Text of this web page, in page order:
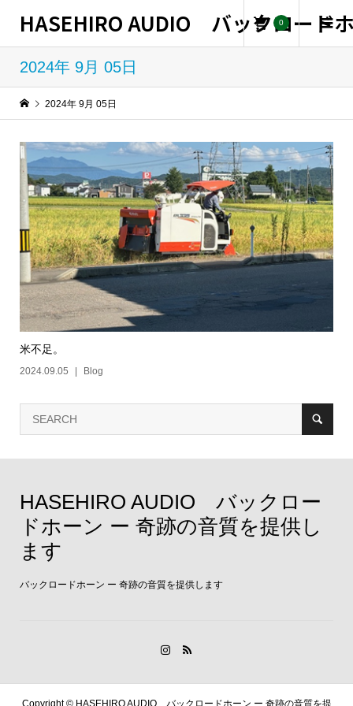
HASEHIRO AUDIO バックロード
0
2024年 9月 05日
2024年 9月 05日
米不足。
2024.09.05 Blog
HASEHIRO AUDIO バックロー
ドホーン ー 奇跡の音質を提供し
ます
バックロードホーン ー 奇跡の音質を提供します
Copyright ©HASEHIRO AUDIO バックロードホーン ー 奇跡の音質を提